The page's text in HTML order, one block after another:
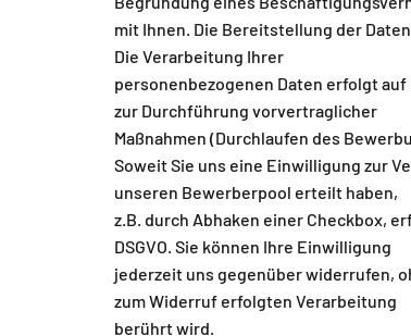
mit Ihnen. Die Bereitstellung der
Die Verarbeitung Ihrer
personenbezogenen Daten erfolgt auf
zur Durchführung vorvertraglicher
Maßnahmen (Durchlaufen des
Soweit Sie uns eine Einwilligung zur
unseren Bewerberpool erteilt haben,
z.B. durch Abhaken einer Checkbox,
DSGVO. Sie können Ihre Einwilligung
jederzeit uns gegenüber widerrufen,
zum Widerruf erfolgten Verarbeitung
berührt wird.